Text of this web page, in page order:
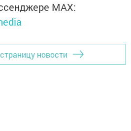
MАХ:
новости